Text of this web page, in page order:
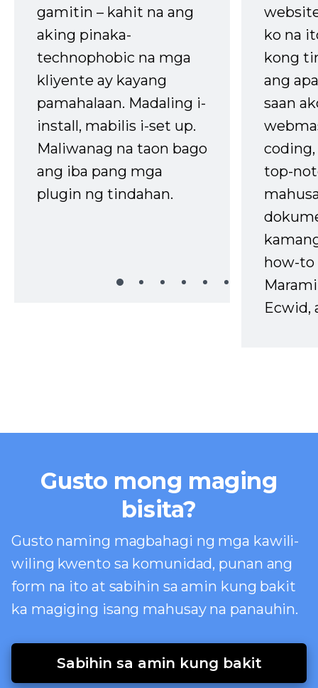
gamitin – kahit na ang
aking pinaka-
technophobic na mga
kliyente ay kayang
pamahalaan. Madaling i-
install, mabilis i-set up.
Maliwanag na taon bago
ang iba pang mga
plugin ng tindahan.
ko na
kong
ang
saan
top-
how-to
Ecwid,
Gusto mong maging
bisita?
Gusto naming magbahagi ng mga kawili-
wiling kwento sa komunidad, punan ang
form na ito at sabihin sa amin kung bakit
ka magiging isang mahusay na panauhin.
Sabihin sa amin kung bakit